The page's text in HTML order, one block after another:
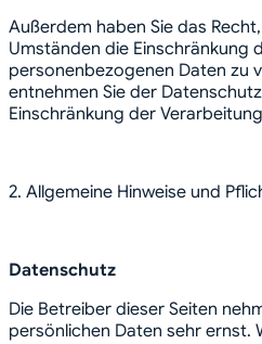
Außerdem haben Sie das
Umständen die Einschränkung
personenbezogenen Daten zu
entnehmen Sie der
Einschränkung der
2. Allgemeine Hinweise und
Datenschutz
Die Betreiber dieser Seiten
persönlichen Daten sehr ernst.